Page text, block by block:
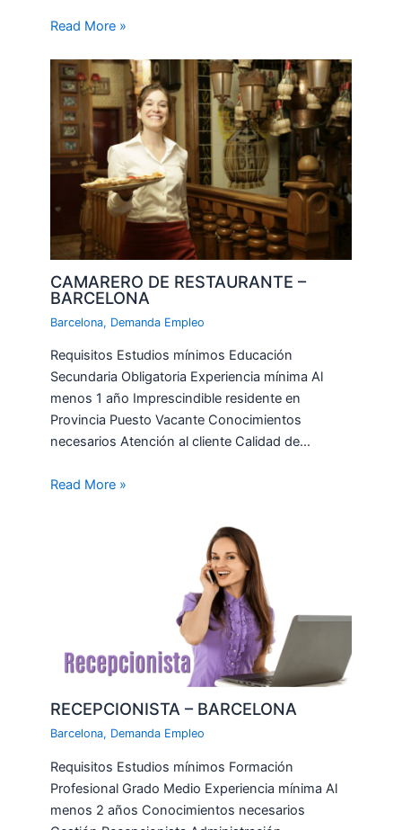
Read More »
CAMARERO DE RESTAURANTE –
BARCELONA
Barcelona, Demanda Empleo
Requisitos Estudios mínimos Educación
Secundaria Obligatoria Experiencia mínima Al
menos 1 año Imprescindible residente en
Provincia Puesto Vacante Conocimientos
necesarios Atención al cliente Calidad de…
Read More »
RECEPCIONISTA – BARCELONA
Barcelona, Demanda Empleo
Requisitos Estudios mínimos Formación
Profesional Grado Medio Experiencia mínima Al
menos 2 años Conocimientos necesarios